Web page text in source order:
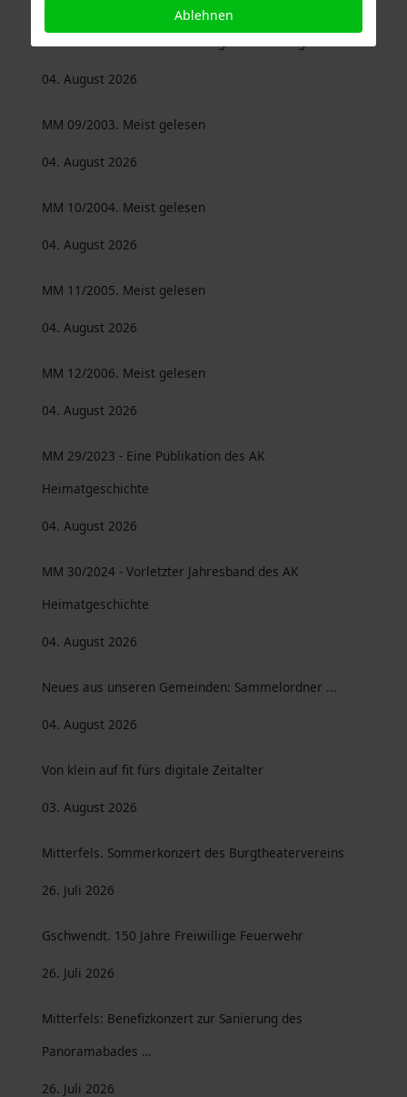
04. August 2026
MM 09/2003. Meist gelesen
04. August 2026
MM 10/2004. Meist gelesen
04. August 2026
MM 11/2005. Meist gelesen
04. August 2026
MM 12/2006. Meist gelesen
04. August 2026
MM 29/2023 - Eine Publikation des AK
Heimatgeschichte
04. August 2026
MM 30/2024 - Vorletzter Jahresband des AK
Heimatgeschichte
04. August 2026
Neues aus unseren Gemeinden: Sammelordner ...
04. August 2026
Von klein auf fit fürs digitale Zeitalter
03. August 2026
Mitterfels. Sommerkonzert des Burgtheatervereins
26. Juli 2026
Gschwendt. 150 Jahre Freiwillige Feuerwehr
26. Juli 2026
Mitterfels: Benefizkonzert zur Sanierung des
Panoramabades …
26. Juli 2026
Ablehnen